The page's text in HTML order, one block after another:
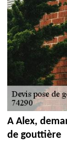
A Alex,
de gouttière